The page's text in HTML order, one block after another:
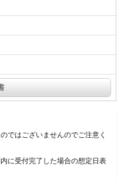
ではございませんのでご注意く
に受付完了した場合の想定日表